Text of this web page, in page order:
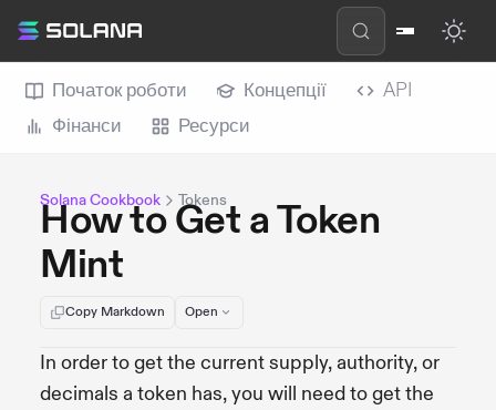
Початок роботи Концепції
API
Фінанси
Ресурси
Solana Cookbook Tokens
How to Get a Token
Mint
Copy Markdown Open
In order to get the current supply, authority, or
decimals a token has, you will need to get the